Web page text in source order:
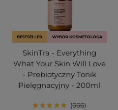
BESTSELLER WYBÓR KOSMETOLOGA
SkinTra - Everything
What Your Skin Will Love
- Prebiotyczny Tonik
Pielęgnacyjny - 200ml
666